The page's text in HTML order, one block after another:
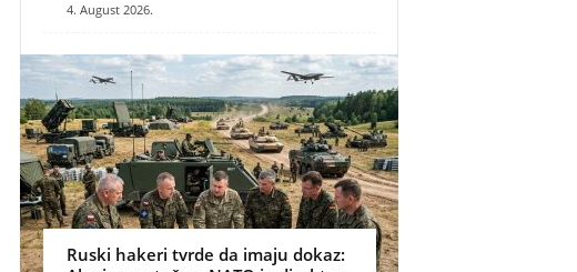
4. August 2026.
Ruski hakeri tvrde da imaju dokaz: